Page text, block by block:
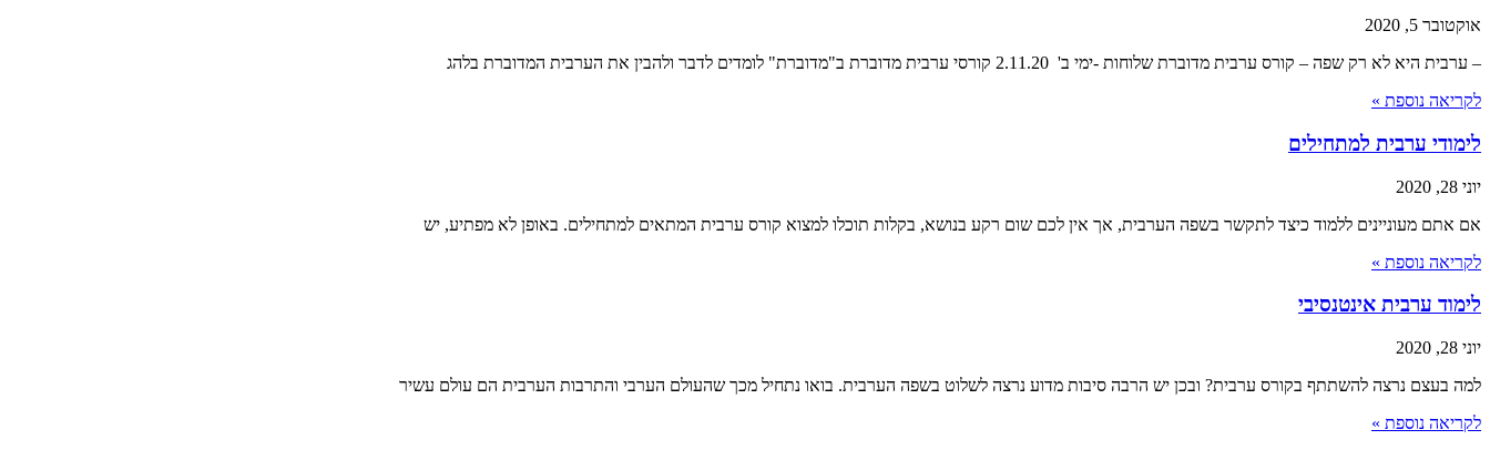
אוקטובר 5, 2020
– ערבית היא לא רק שפה – קורס ערבית מדוברת שלוחות -ימי ב' 2.11.20 קורסי ערבית מדוברת ב"מדוברת" לומדים לדבר ולהבין את הערבית המדוברת בלהג
לקריאה נוספת »
לימודי ערבית למתחילים
יוני 28, 2020
אם אתם מעוניינים ללמוד כיצד לתקשר בשפה הערבית, אך אין לכם שום רקע בנושא, בקלות תוכלו למצוא קורס ערבית המתאים למתחילים. באופן לא מפתיע, יש
לקריאה נוספת »
לימוד ערבית אינטנסיבי
יוני 28, 2020
למה בעצם נרצה להשתתף בקורס ערבית? ובכן יש הרבה סיבות מדוע נרצה לשלוט בשפה הערבית. בואו נתחיל מכך שהעולם הערבי והתרבות הערבית הם עולם עשיר
לקריאה נוספת »